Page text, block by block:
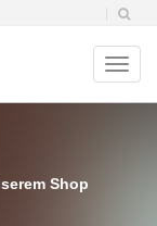
Shop